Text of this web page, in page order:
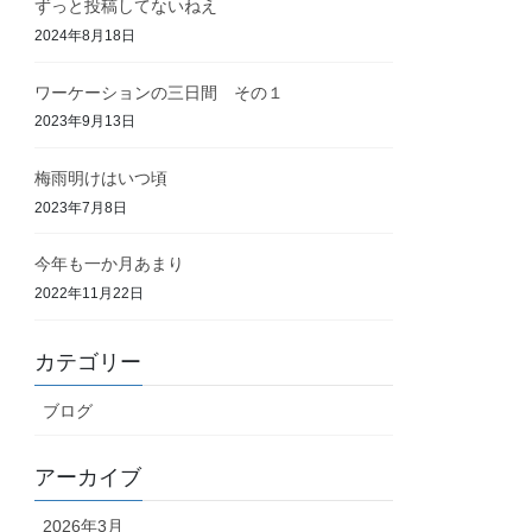
ずっと投稿してないねえ
2024年8月18日
ワーケーションの三日間 その１
2023年9月13日
梅雨明けはいつ頃
2023年7月8日
今年も一か月あまり
2022年11月22日
カテゴリー
ブログ
アーカイブ
2026年3月